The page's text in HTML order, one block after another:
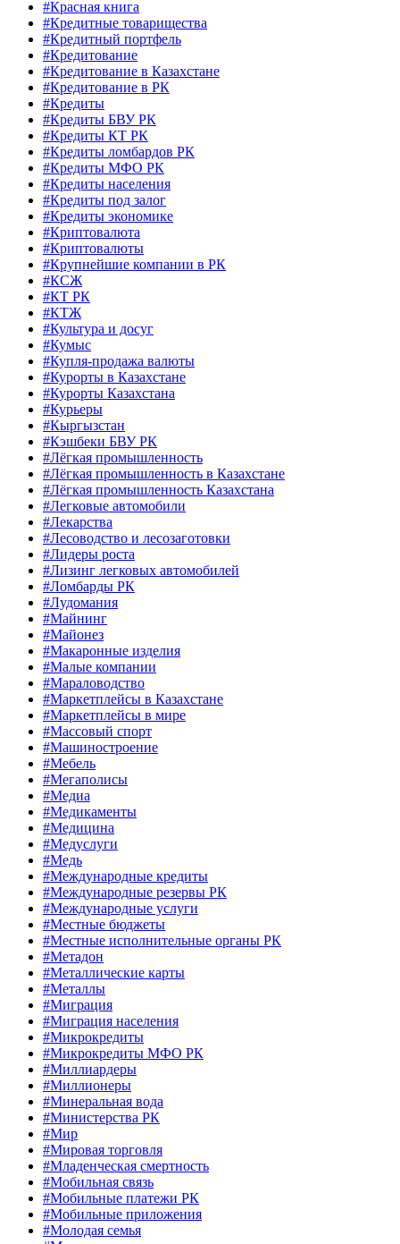
#Красная книга
#Кредитные товарищества
#Кредитный портфель
#Кредитование
#Кредитование в Казахстане
#Кредитование в РК
#Кредиты
#Кредиты БВУ РК
#Кредиты КТ РК
#Кредиты ломбардов РК
#Кредиты МФО РК
#Кредиты населения
#Кредиты под залог
#Кредиты экономике
#Криптовалюта
#Криптовалюты
#Крупнейшие компании в РК
#КСЖ
#КТ РК
#КТЖ
#Культура и досуг
#Кумыс
#Купля-продажа валюты
#Курорты в Казахстане
#Курорты Казахстана
#Курьеры
#Кыргызстан
#Кэшбеки БВУ РК
#Лёгкая промышленность
#Лёгкая промышленность в Казахстане
#Лёгкая промышленность Казахстана
#Легковые автомобили
#Лекарства
#Лесоводство и лесозаготовки
#Лидеры роста
#Лизинг легковых автомобилей
#Ломбарды РК
#Лудомания
#Майнинг
#Майонез
#Макаронные изделия
#Малые компании
#Мараловодство
#Маркетплейсы в Казахстане
#Маркетплейсы в мире
#Массовый спорт
#Машиностроение
#Мебель
#Мегаполисы
#Медиа
#Медикаменты
#Медицина
#Медуслуги
#Медь
#Международные кредиты
#Международные резервы РК
#Международные услуги
#Местные бюджеты
#Местные исполнительные органы РК
#Метадон
#Металлические карты
#Металлы
#Миграция
#Миграция населения
#Микрокредиты
#Микрокредиты МФО РК
#Миллиардеры
#Миллионеры
#Минеральная вода
#Министерства РК
#Мир
#Мировая торговля
#Младенческая смертность
#Мобильная связь
#Мобильные платежи РК
#Мобильные приложения
#Молодая семья